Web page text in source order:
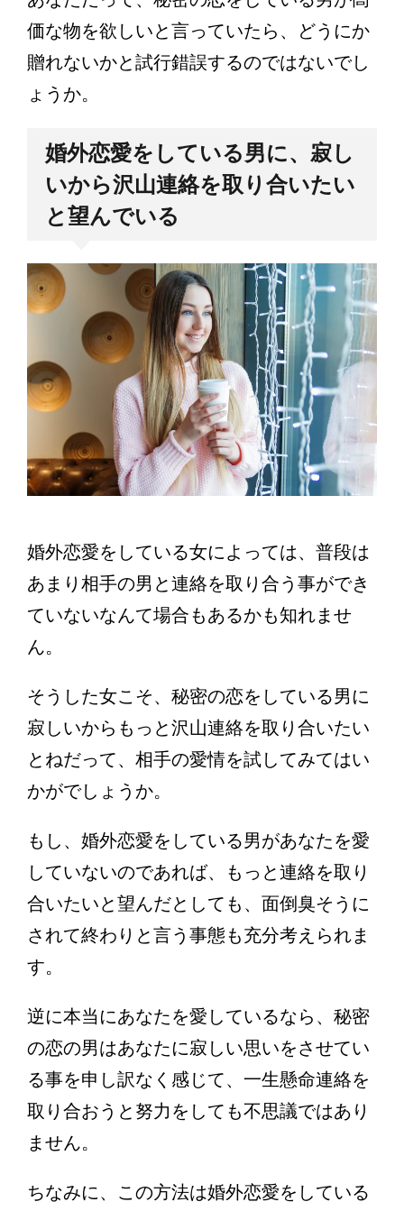
価な物を欲しいと言っていたら、どうにか
贈れないかと試行錯誤するのではないでし
ょうか。
婚外恋愛をしている男に、寂し
いから沢山連絡を取り合いたい
と望んでいる
婚外恋愛をしている女によっては、普段は
あまり相手の男と連絡を取り合う事ができ
ていないなんて場合もあるかも知れませ
ん。
そうした女こそ、秘密の恋をしている男に
寂しいからもっと沢山連絡を取り合いたい
とねだって、相手の愛情を試してみてはい
かがでしょうか。
もし、婚外恋愛をしている男があなたを愛
していないのであれば、もっと連絡を取り
合いたいと望んだとしても、面倒臭そうに
されて終わりと言う事態も充分考えられま
す。
逆に本当にあなたを愛しているなら、秘密
の恋の男はあなたに寂しい思いをさせてい
る事を申し訳なく感じて、一生懸命連絡を
取り合おうと努力をしても不思議ではあり
ません。
ちなみに、この方法は婚外恋愛をしている